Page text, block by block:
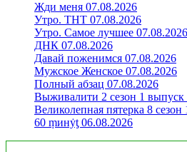
Жди меня 07.08.2026
Утро. ТНТ 07.08.2026
Утро. Самое лучшее 07.08.2026
ДНК 07.08.2026
Давай поженимся 07.08.2026
Мужское Женское 07.08.2026
Полный абзац 07.08.2026
Выживалити 2 сезон 1 выпуск
Великолепная пятерка 8
60 ṃинẏƫ 06.08.2026